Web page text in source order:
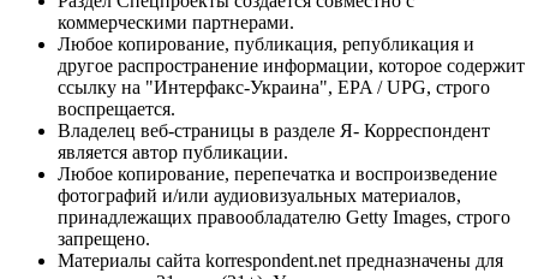
коммерческими партнерами.
Любое копирование, публикация, републикация и
другое распространение информации, которое содержит
ссылку на "Интерфакс-Украина", EPA / UPG, строго
воспрещается.
Владелец веб-страницы в разделе Я- Корреспондент
является автор публикации.
Любое копирование, перепечатка и воспроизведение
фотографий и/или аудиовизуальных материалов,
принадлежащих правообладателю Getty Images, строго
запрещено.
Материалы сайта korrespondent.net предназначены для